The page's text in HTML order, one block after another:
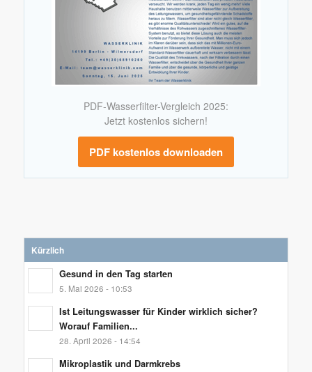
PDF-Wasserfilter-Vergleich 2025:
Jetzt kostenlos sichern!
PDF kostenlos downloaden
Kürzlich
Gesund in den Tag starten
5. Mai 2026 - 10:53
Ist Leitungswasser für Kinder wirklich sicher?
Worauf Familien...
28. April 2026 - 14:54
Mikroplastik und Darmkrebs